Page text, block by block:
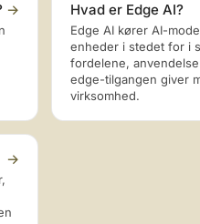
→ Hvad er Edge AI?
Edge AI kører AI-
enheder i stedet for i
fordelene,
edge-tilgangen giver
virksomhed.
→